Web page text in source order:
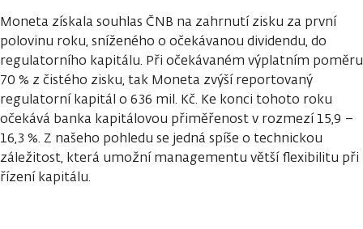
Moneta získala souhlas ČNB na zahrnutí zisku za první
polovinu roku, sníženého o očekávanou dividendu, do
regulatorního kapitálu. Při očekávaném výplatním poměru
70 % z čistého zisku, tak Moneta zvýší reportovaný
regulatorní kapitál o 636 mil. Kč. Ke konci tohoto roku
očekává banka kapitálovou přiměřenost v rozmezí 15,9 –
16,3 %. Z našeho pohledu se jedná spíše o technickou
záležitost, která umožní managementu větší flexibilitu při
řízení kapitálu.